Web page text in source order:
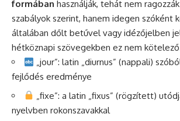
formában használják, tehát nem
szabályok szerint, hanem idegen szóként
általában dőlt betűvel vagy idézőjelben
hétköznapi szövegekben ez nem
„jour”: latin „diurnus” (nappali)
fejlődés eredménye
„fixe”: a latin „fixus” (rögzített)
nyelvben rokonszavakkal